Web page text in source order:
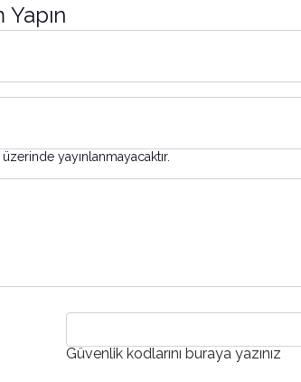
yayınlanmayacaktır.
Güvenlik kodlarını buraya yazınız